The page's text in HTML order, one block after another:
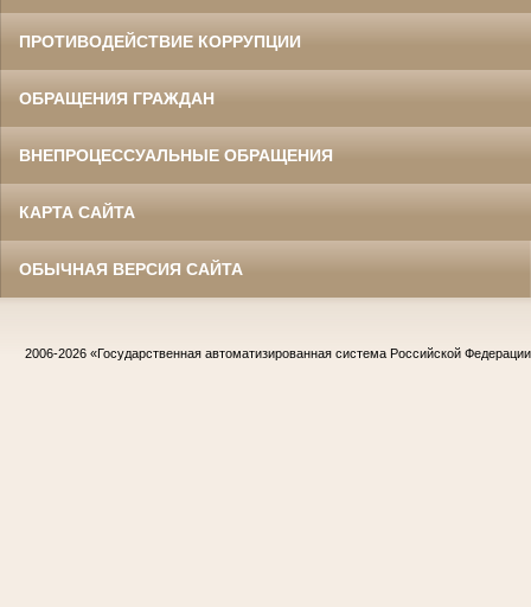
ПРОТИВОДЕЙСТВИЕ КОРРУПЦИИ
ОБРАЩЕНИЯ ГРАЖДАН
ВНЕПРОЦЕССУАЛЬНЫЕ ОБРАЩЕНИЯ
КАРТА САЙТА
ОБЫЧНАЯ ВЕРСИЯ САЙТА
2006-2026 «Государственная автоматизированная система Российской